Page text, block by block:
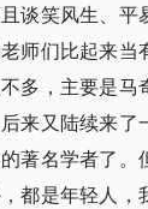
谈笑风生、平
师们比起来当
多，主要是马
来又陆续来了
著名学者了。
都是年轻人，